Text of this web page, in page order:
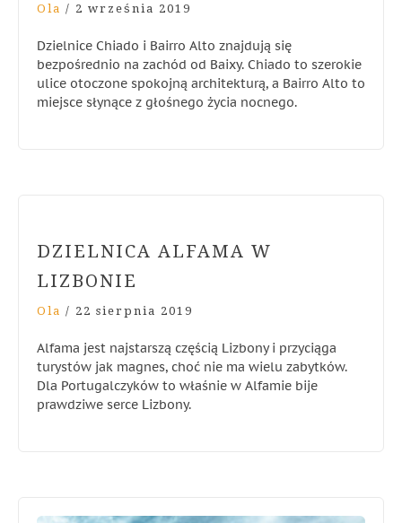
Ola / 2 września 2019
Dzielnice Chiado i Bairro Alto znajdują się
bezpośrednio na zachód od Baixy. Chiado to szerokie
ulice otoczone spokojną architekturą, a Bairro Alto to
miejsce słynące z głośnego życia nocnego.
DZIELNICA ALFAMA W
LIZBONIE
Ola / 22 sierpnia 2019
Alfama jest najstarszą częścią Lizbony i przyciąga
turystów jak magnes, choć nie ma wielu zabytków.
Dla Portugalczyków to właśnie w Alfamie bije
prawdziwe serce Lizbony.